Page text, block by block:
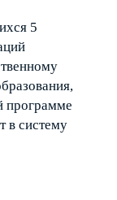
5
программе
в систему